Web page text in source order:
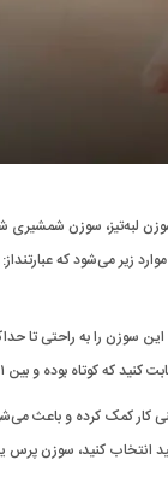
لبه‌تیز، سوزن
زیر می‌شود که عبارتنداز:
الی ۳ میلی‌متر طراحی شده است.
کمک کرده و باعث